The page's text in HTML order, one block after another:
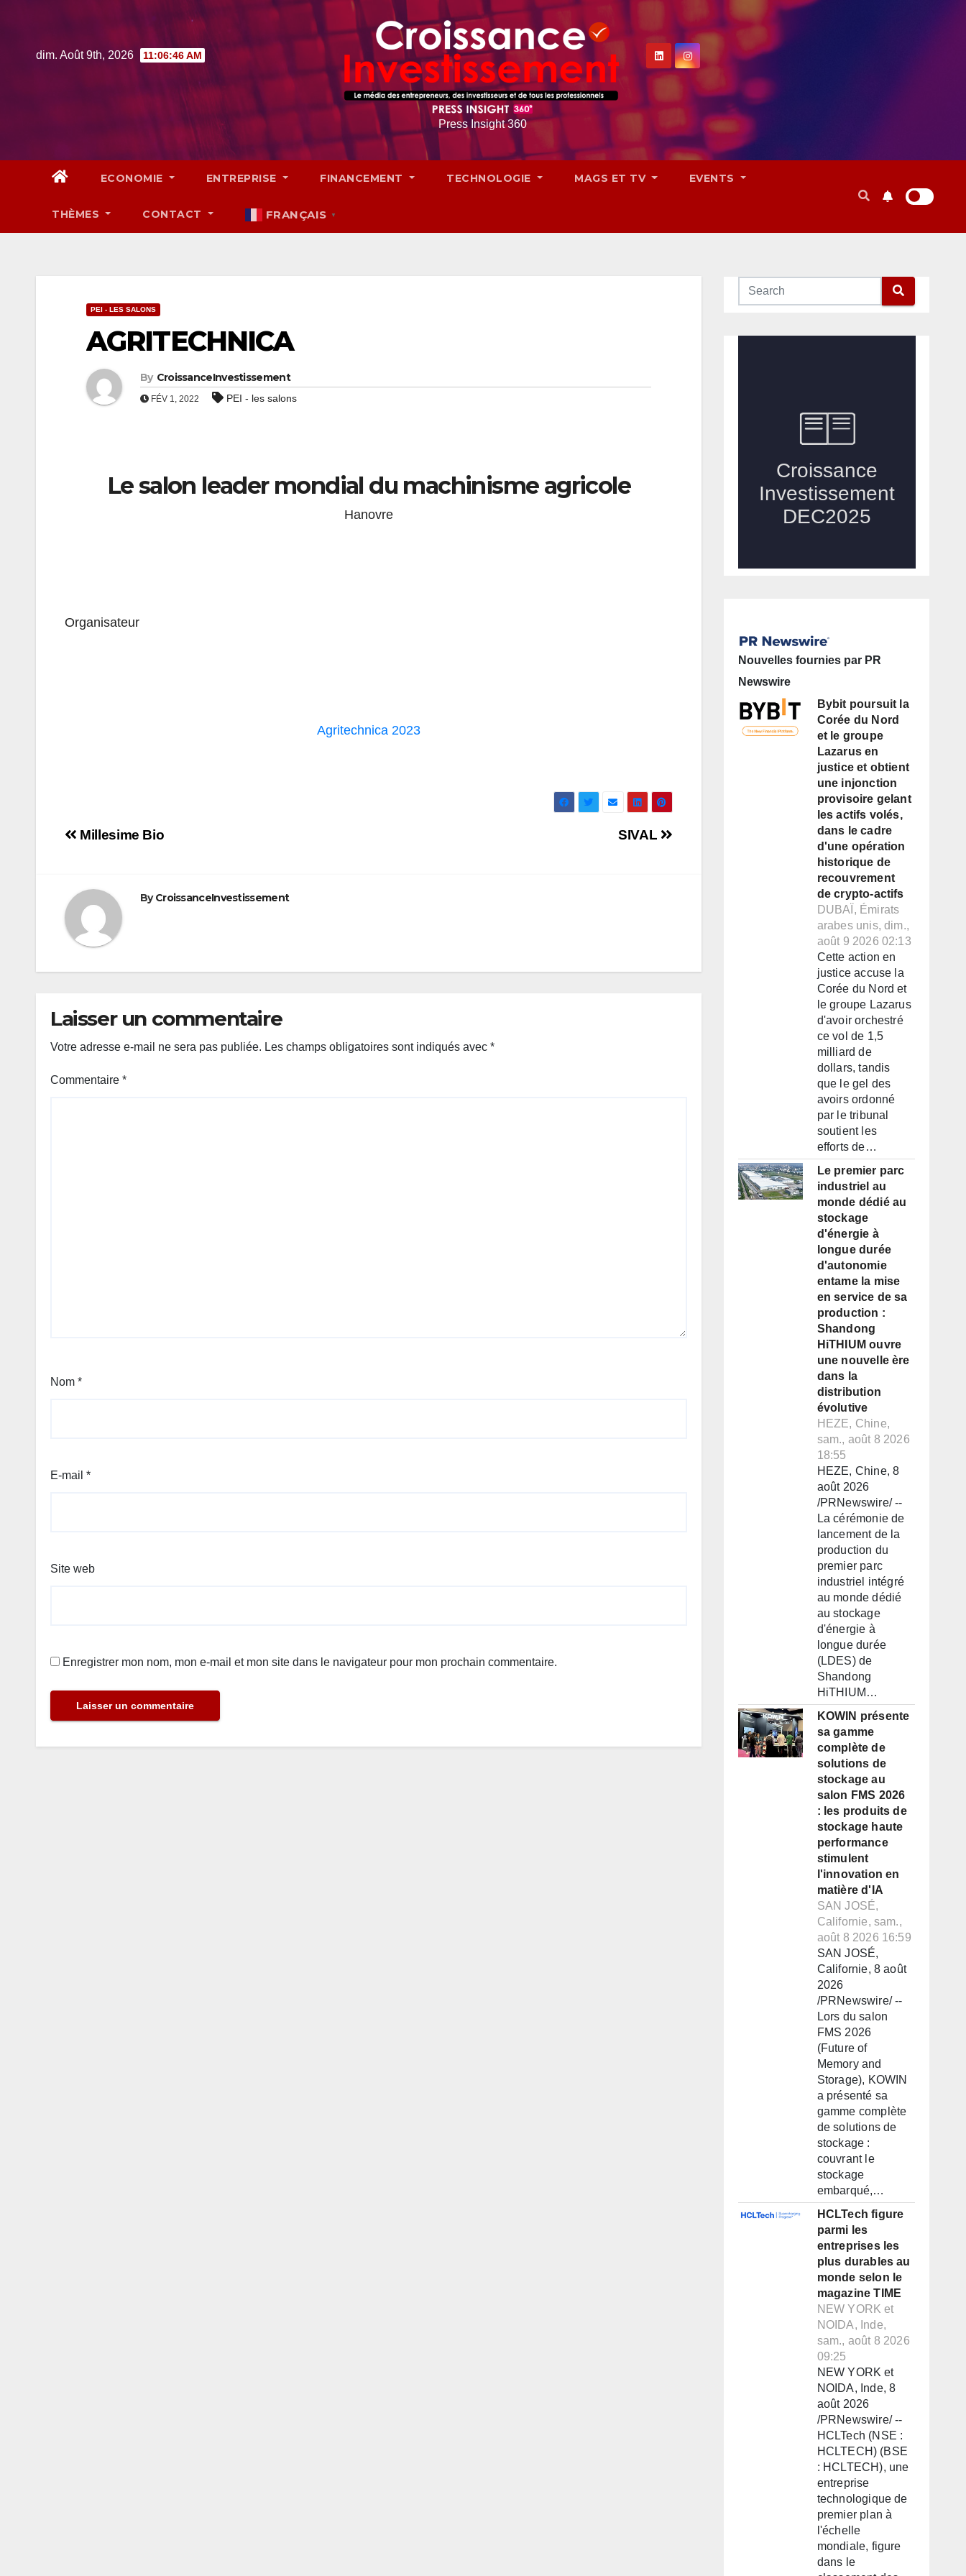
contentdim. Août 9th, 2026 11:06:47 AM
Press Insight 360
ECONOMIE ENTREPRISE FINANCEMENT TECHNOLOGIE MAGS ET TV EVENTS
THÈMES CONTACT FRANÇAIS ▼
PEI - LES SALONS
AGRITECHNICA
By CroissanceInvestissement
FÉV 1, 2022 PEI - les salons
Le salon leader mondial du machinisme agricole
Hanovre
Organisateur
Agritechnica 2023
Navigation
l’article
SIVAL
Millesime Bio
ByCroissanceInvestissement
Laisser un commentaire
Votre adresse e-mail ne sera pas publiée. Les champs obligatoires sont indiqués avec *
Commentaire *
Nom *
E-mail *
Site web
Enregistrer mon nom, mon e-mail et mon site dans le navigateur pour mon prochain commentaire.
Nouvelles fournies par PR
Newswire
Bybit poursuit la
Corée du Nord
et le groupe
Lazarus en
justice et obtient
une injonction
provisoire gelant
les actifs volés,
dans le cadre
d'une opération
historique de
recouvrement
de crypto-actifs
DUBAÏ, Émirats
arabes unis, dim.,
août 9 2026 02:13
Cette action en
justice accuse la
Corée du Nord et
le groupe Lazarus
d'avoir orchestré
ce vol de 1,5
milliard de
dollars, tandis
que le gel des
avoirs ordonné
par le tribunal
soutient les
efforts de…
Le premier parc
industriel au
monde dédié au
stockage
d'énergie à
longue durée
d'autonomie
entame la mise
en service de sa
production :
Shandong
HiTHIUM ouvre
une nouvelle ère
dans la
distribution
évolutive
HEZE, Chine,
sam., août 8 2026
18:55
HEZE, Chine, 8
août 2026
/PRNewswire/ --
La cérémonie de
lancement de la
production du
premier parc
industriel intégré
au monde dédié
au stockage
d'énergie à
longue durée
(LDES) de
Shandong
HiTHIUM…
KOWIN présente
sa gamme
complète de
solutions de
stockage au
salon FMS 2026
: les produits de
stockage haute
performance
stimulent
l'innovation en
matière d'IA
SAN JOSÉ,
Californie, sam.,
août 8 2026 16:59
SAN JOSÉ,
Californie, 8 août
2026
/PRNewswire/ --
Lors du salon
FMS 2026
(Future of
Memory and
Storage), KOWIN
a présenté sa
gamme complète
de solutions de
stockage :
couvrant le
stockage
embarqué,…
HCLTech figure
parmi les
entreprises les
plus durables au
monde selon le
magazine TIME
NEW YORK et
NOIDA, Inde,
sam., août 8 2026
09:25
NEW YORK et
NOIDA, Inde, 8
août 2026
/PRNewswire/ --
HCLTech (NSE :
HCLTECH) (BSE
: HCLTECH), une
entreprise
technologique de
premier plan à
l'échelle
mondiale, figure
dans le